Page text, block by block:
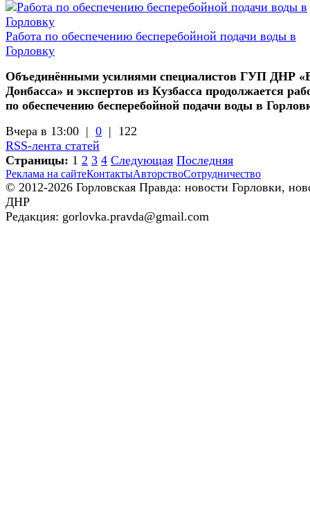
Работа по обеспечению бесперебойной подачи воды в
Горловку
Объединёнными усилиями специалистов ГУП ДНР
Донбасса» и экспертов из Кузбасса продолжается
по обеспечению бесперебойной подачи воды в
Вчера в 13:00 | 0 | 122
RSS-лента статей
Страницы: 1 2 3 4 Следующая Последняя
Реклама на сайтеКонтактыАвторствоСотрудничество
© 2012-2026 Горловская Правда: новости Горловки,
ДНР
Редакция: gorlovka.pravda@gmail.com